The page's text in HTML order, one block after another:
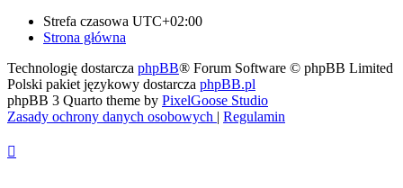
Strefa czasowa UTC+02:00
Strona główna
Technologię dostarcza phpBB® Forum Software © phpBB Limited
Polski pakiet językowy dostarcza phpBB.pl
phpBB 3 Quarto theme by PixelGoose Studio
Zasady ochrony danych osobowych | Regulamin